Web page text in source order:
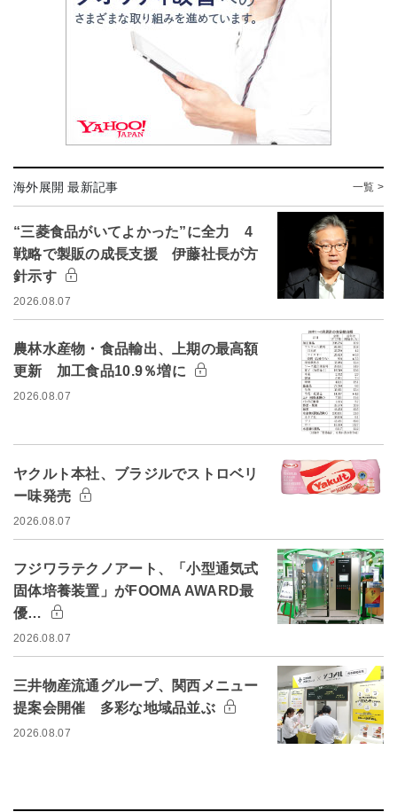
海外展開 最新記事 一覧 >
“三菱食品がいてよかった”に全力 4
戦略で製販の成長支援 伊藤社長が方
針示す
2026.08.07
農林水産物・食品輸出、上期の最高額
更新 加工食品10.9％増に
2026.08.07
ヤクルト本社、ブラジルでストロベリ
ー味発売
2026.08.07
フジワラテクノアート、「小型通気式
固体培養装置」がFOOMA AWARD最
優…
2026.08.07
三井物産流通グループ、関西メニュー
提案会開催 多彩な地域品並ぶ
2026.08.07